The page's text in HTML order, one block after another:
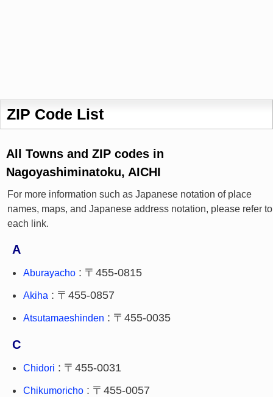
ZIP Code List
All Towns and ZIP codes in
Nagoyashiminatoku, AICHI
For more information such as Japanese notation of place
names, maps, and Japanese address notation, please refer to
each link.
A
Aburayacho : 〒455-0815
Akiha : 〒455-0857
Atsutamaeshinden : 〒455-0035
C
Chidori : 〒455-0031
Chikumoricho : 〒455-0057